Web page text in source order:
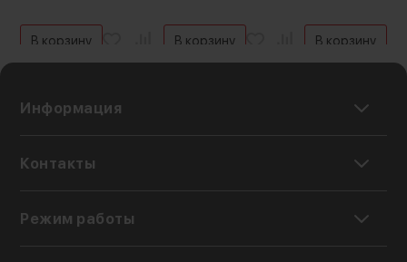
В корзину В корзину В корзину
Информация
Контакты
Режим работы